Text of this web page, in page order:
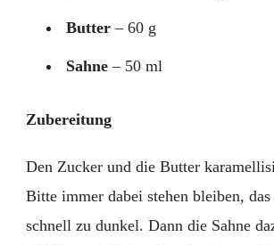
Butter – 60 g
Sahne – 50 ml
Zubereitung
Den Zucker und die Butter
Bitte immer dabei stehen bleiben,
schnell zu dunkel. Dann die Sahne